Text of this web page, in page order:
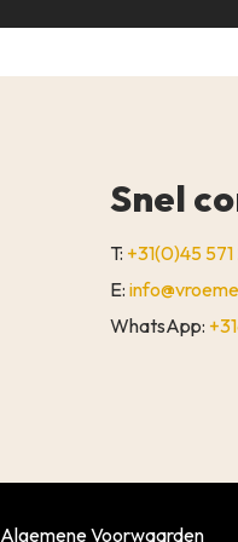
Snel
T: +31(0)45 571
E:
WhatsApp:
Algemene Voorwaarden